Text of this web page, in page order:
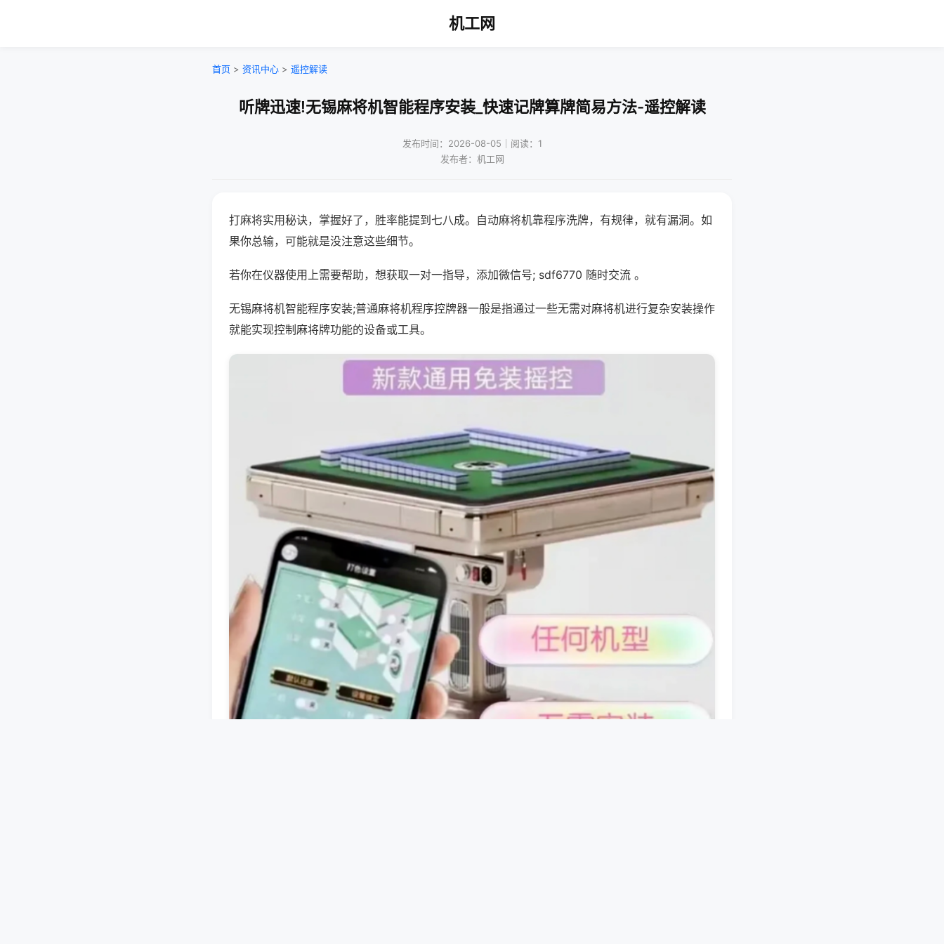
机工网
首页 > 资讯中心 > 遥控解读
听牌迅速!无锡麻将机智能程序安装_快速记牌算牌简易方法-遥控解读
发布时间：2026-08-05｜阅读：1
发布者：机工网
打麻将实用秘诀，掌握好了，胜率能提到七八成。自动麻将机靠程序洗牌，有规律，就有漏洞。如
果你总输，可能就是没注意这些细节。
若你在仪器使用上需要帮助，想获取一对一指导，添加微信号; sdf6770 随时交流 。
无锡麻将机智能程序安装;普通麻将机程序控牌器一般是指通过一些无需对麻将机进行复杂安装操作
就能实现控制麻将牌功能的设备或工具。